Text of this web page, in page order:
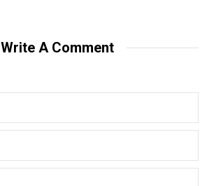
Write A Comment